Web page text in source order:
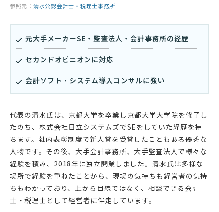
参照元： 清水公認会計士・税理士事務所
元大手メーカーSE・監査法人・会計事務所の経歴
セカンドオピニオンに対応
会計ソフト・システム導入コンサルに強い
代表の清水氏は、京都大学を卒業し京都大学大学院を修了し
たのち、株式会社日立システムズでSEをしていた経歴を持
ちます。社内表彰制度で新人賞を受賞したこともある優秀な
人物です。その後、大手会計事務所、大手監査法人で様々な
経験を積み、2018年に独立開業しました。清水氏は多様な
場所で経験を重ねたことから、現場の気持ちも経営者の気持
ちもわかっており、上から目線ではなく、相談できる会計
士・税理士として経営者に伴走しています。